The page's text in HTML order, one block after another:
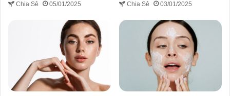
Chia Sẻ 05/01/2025 Chia Sẻ 03/01/2025